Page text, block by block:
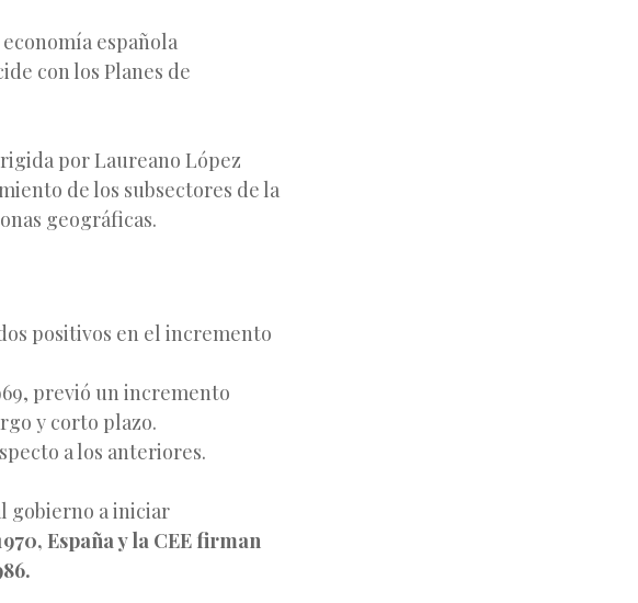
española
con los Planes de
por Laureano López
de los subsectores de la
geográficas.
positivos en el incremento
previó un incremento
y corto plazo.
a los anteriores.
gobierno a iniciar
España y la CEE firman